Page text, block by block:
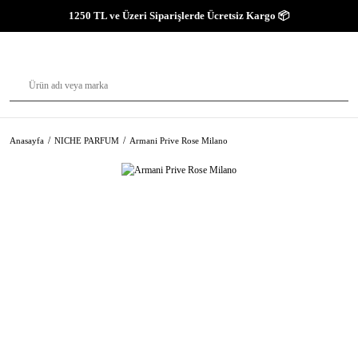
1250 TL ve Üzeri Siparişlerde Ücretsiz Kargo 📦
Anasayfa NICHE PARFUM Armani Prive Rose Milano